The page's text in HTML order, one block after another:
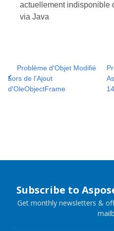
actuellement indisponible
via Java
Problème d'Objet Modifié
Lors de l'Ajout
d'OleObjectFrame
Subscribe to
Get monthly newsletters &